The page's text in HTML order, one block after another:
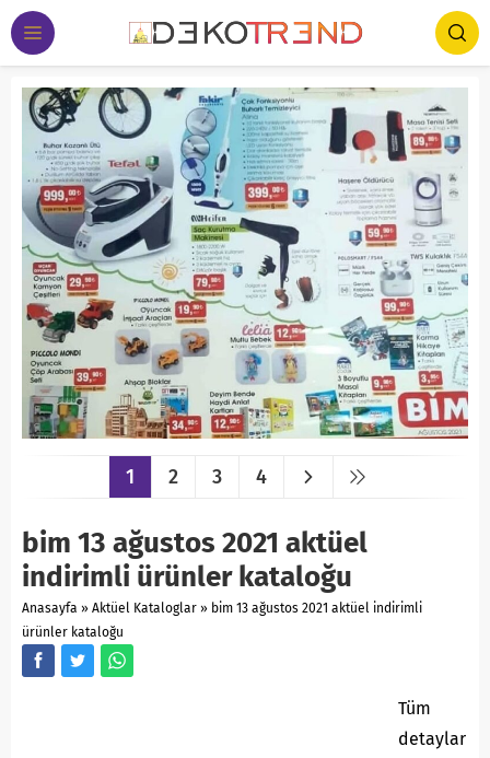
1 2 3 4
bim 13 ağustos 2021 aktüel
indirimli ürünler kataloğu
Anasayfa » Aktüel Kataloglar » bim 13 ağustos 2021 aktüel indirimli
ürünler kataloğu
Tüm
detaylar